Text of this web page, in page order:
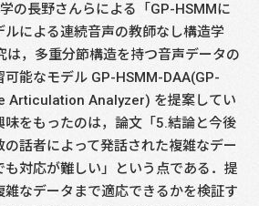
の長野さんらによる「GP-HSMMに
による連続音声の教師なし構造学
は，多重分節構造を持つ音声データの
可能なモデル GP-HSMM-DAA(GP-
Articulation Analyzer) を提案してい
味をもったのは，論文「5.結論と今後
の話者によって発話された複雑なデー
も対応が難しい」という点である．提
なデータまで適応できるかを検証す